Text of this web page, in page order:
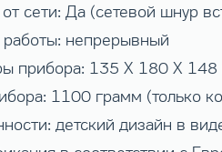
от сети: Да (сетевой шнур
непрерывный
прибора: 135 X 180 X 148
1100 грамм (только
детский дизайн в